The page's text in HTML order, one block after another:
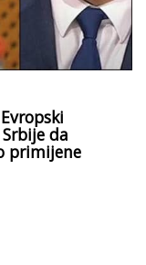
da
primijene